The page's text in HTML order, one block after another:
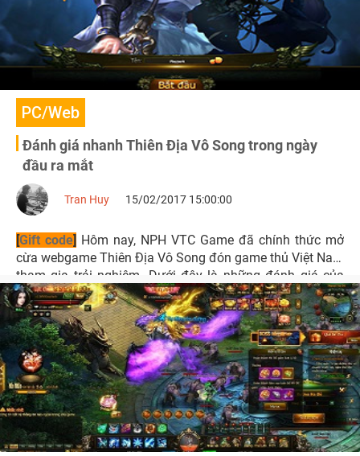
PC/Web
Đánh giá nhanh Thiên Địa Vô Song trong ngày
đầu ra mắt
Tran Huy 15/02/2017 15:00:00
[Gift code] Hôm nay, NPH VTC Game đã chính thức mở
cừa webgame Thiên Địa Vô Song đón game thủ Việt Nam
tham gia trải nghiệm. Dưới đây là những đánh giá của
người viết sau khi trải nghiệm nhanh tựa game này.